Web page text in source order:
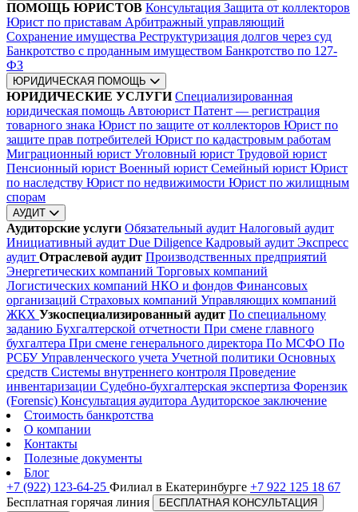
ПОМОЩЬ ЮРИСТОВ Консультация Защита от коллекторов
Юрист по приставам Арбитражный управляющий
Сохранение имущества Реструктуризация долгов через суд
Банкротство с проданным имуществом Банкротство по 127-
ФЗ
ЮРИДИЧЕСКАЯ ПОМОЩЬ
ЮРИДИЧЕСКИЕ УСЛУГИСпециализированная
юридическая помощь Автоюрист Патент — регистрация
товарного знака Юрист по защите от коллекторов Юрист по
защите прав потребителей Юрист по кадастровым работам
Миграционный юрист Уголовный юрист Трудовой юрист
Пенсионный юрист Военный юрист Семейный юрист Юрист
по наследству Юрист по недвижимости Юрист по жилищным
спорам
АУДИТ
Аудиторские услуги Обязательный аудит Налоговый аудит
Инициативный аудит Due Diligence Кадровый аудит Экспресс
аудит Отраслевой аудит Производственных предприятий
Энергетических компаний Торговых компаний
Логистических компаний НКО и фондов Финансовых
организаций Страховых компаний Управляющих компаний
ЖКХ Узкоспециализированный аудит По специальному
заданию Бухгалтерской отчетности При смене главного
бухгалтера При смене генерального директора По МСФО По
РСБУУправленческого учета Учетной политики Основных
средств Системы внутреннего контроля Проведение
инвентаризации Судебно-бухгалтерская экспертиза Форензик
(Forensic) Консультация аудитора Аудиторское заключение
Стоимость банкротства
О компании
Контакты
Полезные документы
Блог
+7 (922) 123-64-25 Филиал в Екатеринбурге +7 922 125 18 67
Бесплатная горячая линия
БЕСПЛАТНАЯ КОНСУЛЬТАЦИЯ